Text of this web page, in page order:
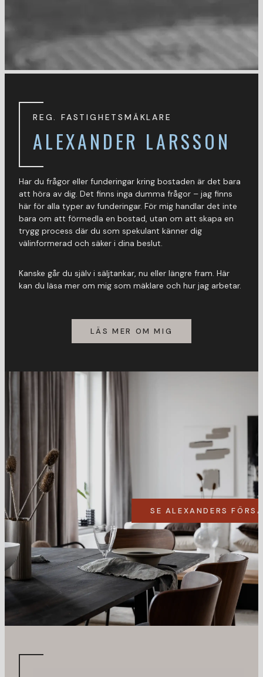
REG. FASTIGHETSMÄKLARE
ALEXANDER LARSSON
Har du frågor eller funderingar kring bostaden är det bara
att höra av dig. Det finns inga dumma frågor – jag finns
här för alla typer av funderingar. För mig handlar det inte
bara om att förmedla en bostad, utan om att skapa en
trygg process där du som spekulant känner dig
välinformerad och säker i dina beslut.
Kanske går du själv i säljtankar, nu eller längre fram. Här
kan du läsa mer om mig som mäklare och hur jag arbetar.
LÄS MER OM MIG
SE ALEXANDERS